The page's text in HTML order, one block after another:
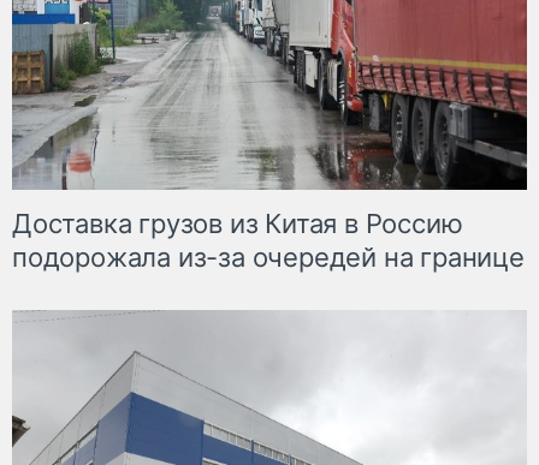
Доставка грузов из Китая в Россию
подорожала из-за очередей на границе